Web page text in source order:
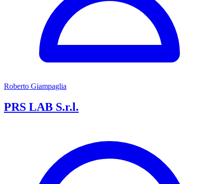
Roberto Giampaglia
PRS LAB S.r.l.